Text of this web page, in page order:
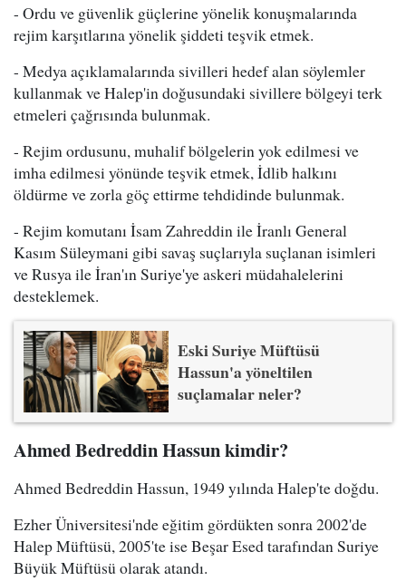
- Ordu ve güvenlik güçlerine yönelik konuşmalarında
rejim karşıtlarına yönelik şiddeti teşvik etmek.
- Medya açıklamalarında sivilleri hedef alan söylemler
kullanmak ve Halep'in doğusundaki sivillere bölgeyi terk
etmeleri çağrısında bulunmak.
- Rejim ordusunu, muhalif bölgelerin yok edilmesi ve
imha edilmesi yönünde teşvik etmek, İdlib halkını
öldürme ve zorla göç ettirme tehdidinde bulunmak.
- Rejim komutanı İsam Zahreddin ile İranlı General
Kasım Süleymani gibi savaş suçlarıyla suçlanan isimleri
ve Rusya ile İran'ın Suriye'ye askeri müdahalelerini
desteklemek.
Eski Suriye Müftüsü
Hassun'a yöneltilen
suçlamalar neler?
Ahmed Bedreddin Hassun kimdir?
Ahmed Bedreddin Hassun, 1949 yılında Halep'te doğdu.
Ezher Üniversitesi'nde eğitim gördükten sonra 2002'de
Halep Müftüsü, 2005'te ise Beşar Esed tarafından Suriye
Büyük Müftüsü olarak atandı.